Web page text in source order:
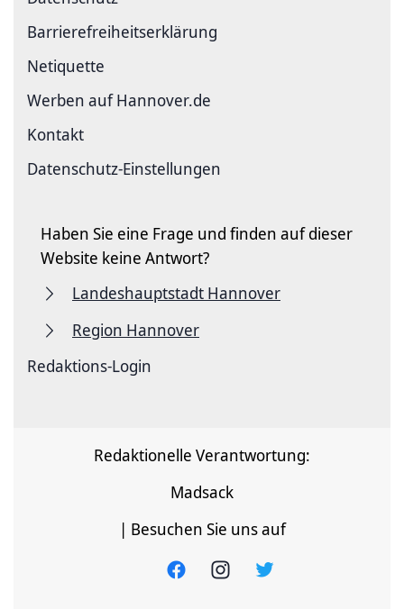
Barriere­freiheits­erklärung
Netiquette
Werben auf Hannover.de
Kontakt
Datenschutz-Einstellungen
Haben Sie eine Frage und finden auf dieser
Website keine Antwort?
Landeshauptstadt Hannover
Region Hannover
Redaktions-Login
Redaktionelle Verantwortung:
Madsack
| Besuchen Sie uns auf